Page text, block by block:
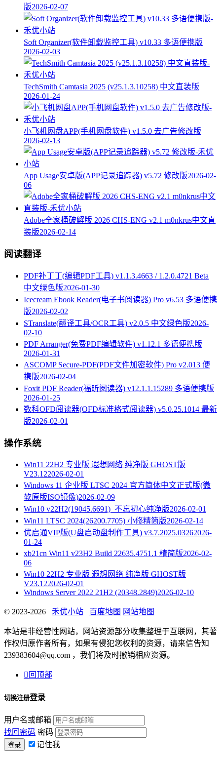
版2026-02-07
Soft Organizer(软件卸载监控工具) v10.33 多语便携版
2026-02-03
TechSmith Camtasia 2025 (v25.1.3.10258) 中文直装版
2026-01-24
小飞机网盘APP(手机网盘软件) v1.5.0 去广告修改版
2026-02-13
App Usage安卓版(APP记录追踪器) v5.72 修改版2026-02-
06
Adobe全家桶破解版 2026 CHS-ENG v2.1 m0nkrus中文直
装版2026-02-14
阅读翻译
PDF补丁丁(编辑PDF工具) v1.1.3.4663 / 1.2.0.4721 Beta
中文绿色版2026-01-30
Icecream Ebook Reader(电子书阅读器) Pro v6.53 多语便携
版2026-02-02
STranslate(翻译工具/OCR工具) v2.0.5 中文绿色版2026-
02-10
PDF Arranger(免费PDF编辑软件) v1.12.1 多语便携版
2026-01-31
ASCOMP Secure-PDF(PDF文件加密软件) Pro v2.013 便
携版2026-02-04
Foxit PDF Reader(福昕阅读器) v12.1.1.15289 多语便携版
2026-01-25
数科OFD阅读器(OFD标准格式阅读器) v5.0.25.1014 最新
版2026-02-01
操作系统
Win11 22H2 专业版 遐想网络 纯净版 GHOST版
V23.122026-02-01
Windows 11 企业版 LTSC 2024 官方简体中文正式版(微
软原版ISO镜像)2026-02-09
Win10 v22H2(19045.6691)_不忘初心纯净版2026-02-01
Win11 LTSC 2024(26200.7705) 小修精简版2026-02-14
优启通VIP版(U盘启动盘制作工具) v3.7.2025.03262026-
01-24
xb21cn Win11 v23H2 Build 22635.4751.1 精简版2026-02-
06
Win10 22H2 专业版 遐想网络 纯净版 GHOST版
V23.122026-02-01
Windows Server 2022 21H2 (20348.2849)2026-02-10
© 2023-2026 禾优小站 百度地图 网站地图
本站是非经营性网站，网站资源部分收集整理于互联网，其著
作权归原作者所有，如果有侵犯您权利的资源，请来信告知
239383604@qq.com ，我们将及时撤销相应资源。
 回顶部
切换注册登录
用户名或邮箱
找回密码 密码
记住我